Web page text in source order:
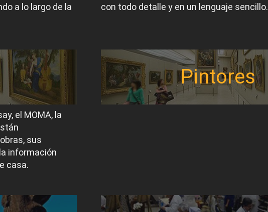
a lo largo de la
con todo detalle y en un lenguaje sencillo.
el MOMA, la
sus
información
casa.
Pintores